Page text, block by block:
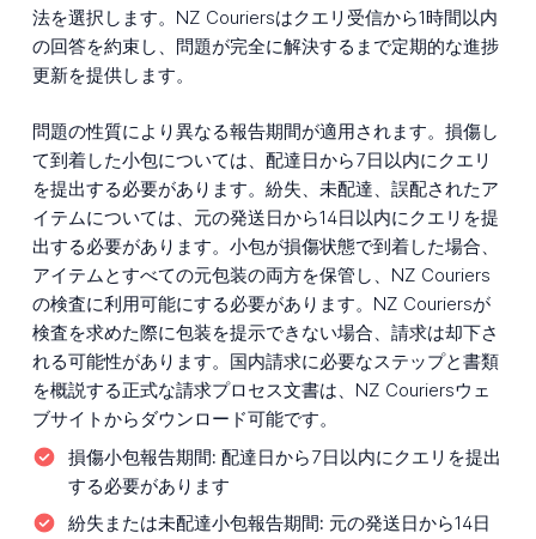
法を選択します。NZ Couriersはクエリ受信から1時間以内
の回答を約束し、問題が完全に解決するまで定期的な進捗
更新を提供します。
問題の性質により異なる報告期間が適用されます。損傷し
て到着した小包については、配達日から7日以内にクエリ
を提出する必要があります。紛失、未配達、誤配されたア
イテムについては、元の発送日から14日以内にクエリを提
出する必要があります。小包が損傷状態で到着した場合、
アイテムとすべての元包装の両方を保管し、NZ Couriers
の検査に利用可能にする必要があります。NZ Couriersが
検査を求めた際に包装を提示できない場合、請求は却下さ
れる可能性があります。国内請求に必要なステップと書類
を概説する正式な請求プロセス文書は、NZ Couriersウェ
ブサイトからダウンロード可能です。
損傷小包報告期間: 配達日から7日以内にクエリを提出
する必要があります
紛失または未配達小包報告期間: 元の発送日から14日